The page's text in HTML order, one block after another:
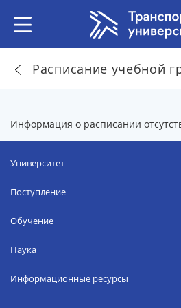
Расписание учебной
Информация о расписании
Университет
Поступление
Обучение
Наука
Информационные ресурсы